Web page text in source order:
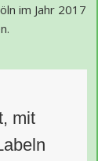
im Jahr 2017
mit